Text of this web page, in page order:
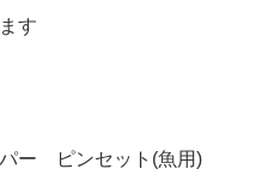
す
ー ピンセット(魚用)